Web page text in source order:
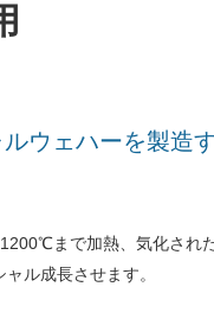
ウェハーを製造
まで加熱、気化され
ル成長させます。